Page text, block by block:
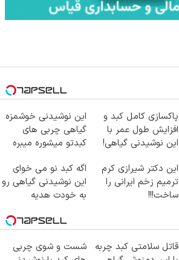
پاکسازی کامل کبد و
افزایش طول عمر با
این نوشیدنی گیاهی!
این نوشیدنی خوشمزه
گیاهی چربی های
کبدتو میشوره میبره
این دکتر شیرازی کرم
ترمیم زخم ایرانی را
ساخت!!!
اگه کبد نو می خوای
این نوشیدنی گیاهی رو
به خودت هدیه
قاتل سلامتی کبد چربه
شست و شوی چربی